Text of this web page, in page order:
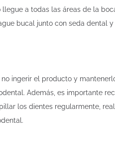
a todas las áreas de la
bucal junto con seda dental y
ingerir el producto y
Además, es importante
los dientes regularmente,